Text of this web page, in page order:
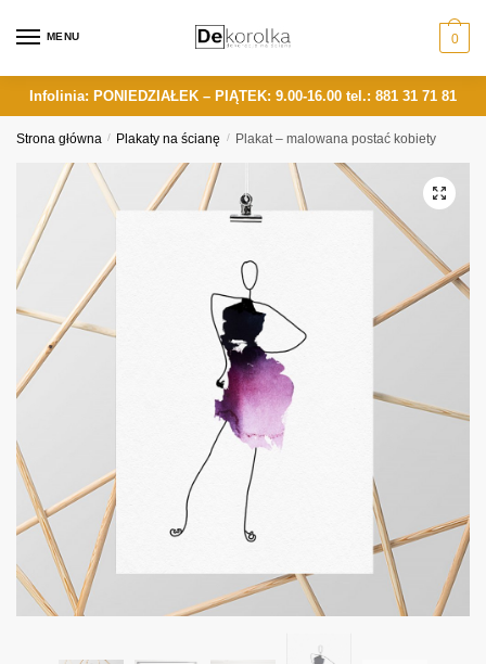
MENU 0
Infolinia: PONIEDZIAŁEK – PIĄTEK: 9.00-16.00 tel.: 881 31 71 81
Strona główna / Plakaty na ścianę / Plakat – malowana postać kobiety